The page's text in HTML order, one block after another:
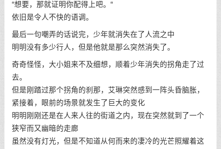
“想要，那就证明你配得上吧。“
依旧是令人不快的语调。
最后一句嘲弄的话说完，少年就消失在了人流之中
明明没有多少行人，但是他就是那么突然消失了。
奇奇怪怪，大小姐来不及细想，顺着少年消失的拐角走了过
去。
但是刚踏过那个拐角的刹那，艾琳突然感到一阵头昏脑胀，
紧接着，眼前的场景就发生了巨大的变化
明明刚刚还是在人来人往的街道之内，现在突然就到了一个
狭窄而又幽暗的走廊
虽然没有灯光，但是不知道从何而来的凄冷的光芒照耀着这